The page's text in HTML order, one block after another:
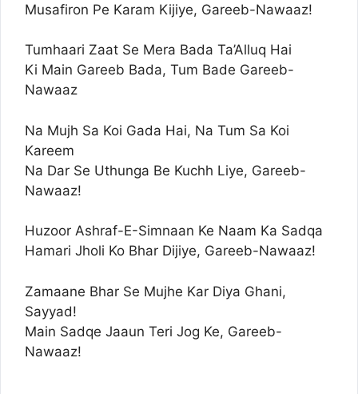
Musafiron Pe Karam Kijiye, Gareeb-Nawaaz!
Tumhaari Zaat Se Mera Bada Ta’Alluq Hai
Ki Main Gareeb Bada, Tum Bade Gareeb-
Nawaaz
Na Mujh Sa Koi Gada Hai, Na Tum Sa Koi
Kareem
Na Dar Se Uthunga Be Kuchh Liye, Gareeb-
Nawaaz!
Huzoor Ashraf-E-Simnaan Ke Naam Ka Sadqa
Hamari Jholi Ko Bhar Dijiye, Gareeb-Nawaaz!
Zamaane Bhar Se Mujhe Kar Diya Ghani,
Sayyad!
Main Sadqe Jaaun Teri Jog Ke, Gareeb-
Nawaaz!